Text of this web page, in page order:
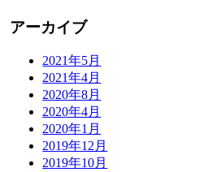
アーカイブ
2021年5月
2021年4月
2020年8月
2020年4月
2020年1月
2019年12月
2019年10月